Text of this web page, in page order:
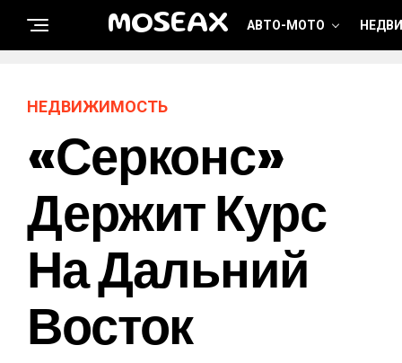
MOSEAX АВТО-МОТО
НЕДВИЖИМОСТЬ
«Серконс»
Держит Курс
На Дальний
Восток